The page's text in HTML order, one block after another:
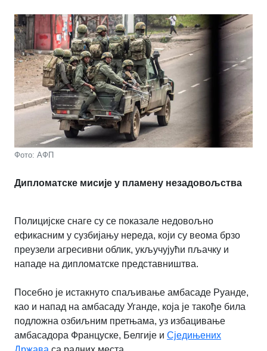
Фото: АФП
Дипломатске мисије у пламену незадовољства
Полицијске снаге су се показале недовољно
ефикасним у сузбијању нереда, који су веома брзо
преузели агресивни облик, укључујући пљачку и
нападе на дипломатске представништва.
Посебно је истакнуто спаљивање амбасаде Руанде,
као и напад на амбасаду Уганде, која је такође била
подложна озбиљним претњама, уз избацивање
амбасадора Француске, Белгије и Сједињених